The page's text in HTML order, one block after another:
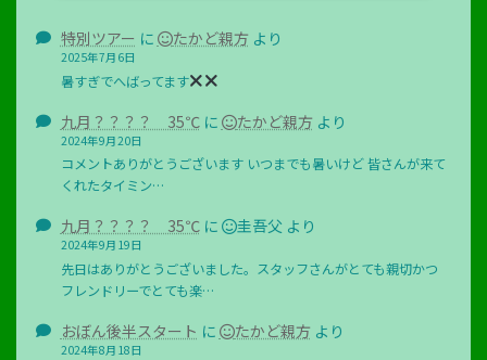
特別ツアー に たかど親方より
2025年7月6日
暑すぎでへばってます
九月？？？？ 35℃に たかど親方より
2024年9月20日
コメントありがとうございます いつまでも暑いけど 皆さんが来て
くれたタイミン…
九月？？？？ 35℃に 圭吾父 より
2024年9月19日
先日はありがとうございました。スタッフさんがとても親切かつ
フレンドリーでとても楽…
おぼん後半スタート に たかど親方より
2024年8月18日